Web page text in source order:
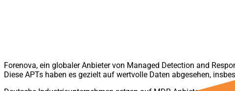
Forenova, ein globaler Anbieter von Managed Detection and
Diese APTs haben es gezielt auf wertvolle Daten abgesehen,